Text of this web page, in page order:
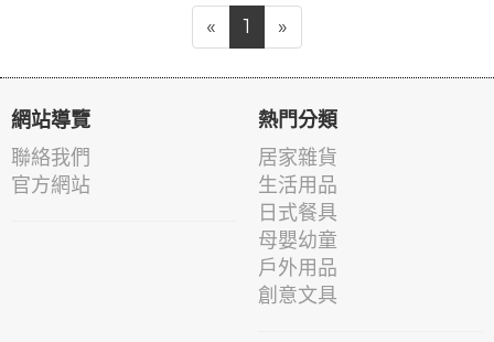
« 1 »
網站導覽
聯絡我們
官方網站
熱門分類
居家雜貨
生活用品
日式餐具
母嬰幼童
戶外用品
創意文具